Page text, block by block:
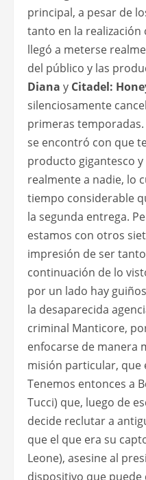
principal, a pesar de
tanto en la
llegó a meterse
del público y las
Diana y Citadel:
silenciosamente
primeras
se encontró con que
producto gigantesco
realmente a nadie, lo
tiempo considerable
la segunda entrega.
estamos con otros
impresión de ser
continuación de lo
por un lado hay
la desaparecida
criminal Manticore,
enfocarse de manera
misión particular, que
Tenemos entonces a
Tucci) que, luego de
decide reclutar a
que el que era su
Leone), asesine al
dispositivo que